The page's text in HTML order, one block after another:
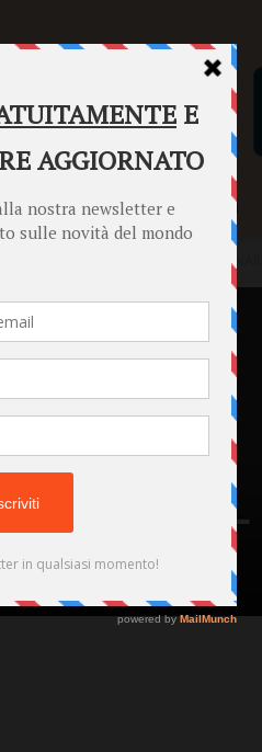
PUNTO INFORMAZIONI
Sconto premi
Informazioni Generali News
premi
381